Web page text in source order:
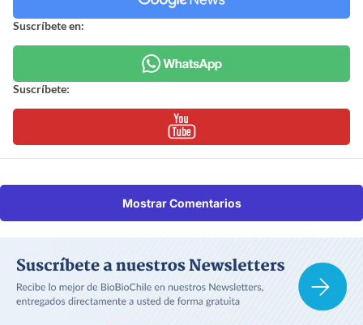
Suscríbete en:
Suscríbete:
Mostrar Comentarios